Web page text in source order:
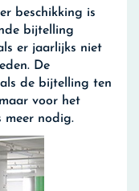
beschikking is
bijtelling
er jaarlijks niet
De
de bijtelling ten
voor het
meer nodig.